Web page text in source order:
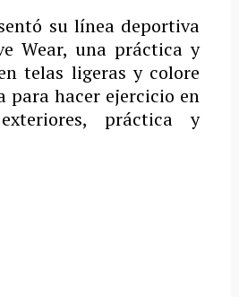
su línea deportiva
Wear, una práctica y
telas ligeras y colore
para hacer ejercicio en
práctica y